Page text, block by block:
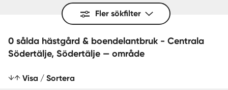
Fler sökfilter
0 sålda hästgård & boendelantbruk - Centrala
Södertälje, Södertälje — område
Visa / Sortera